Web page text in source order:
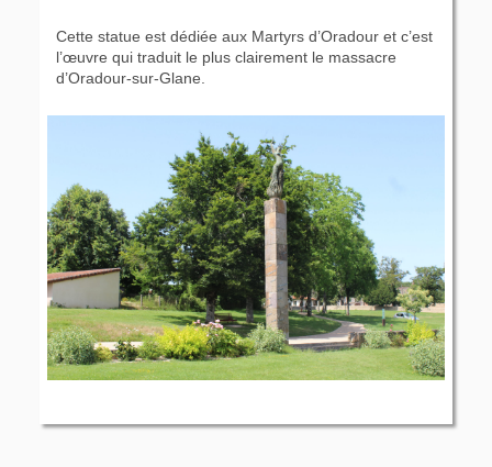
Cette statue est dédiée aux Martyrs d’Oradour et c’est
l’œuvre qui traduit le plus clairement le massacre
d’Oradour-sur-Glane.